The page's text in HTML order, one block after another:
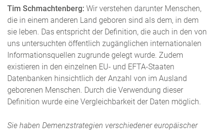
Tim Schmachtenberg: Wir verstehen darunter Menschen,
die in einem anderen Land geboren sind als dem, in dem
sie leben. Das entspricht der Definition, die auch in den von
uns untersuchten öffentlich zugänglichen internationalen
Informationsquellen zugrunde gelegt wurde. Zudem
existieren in den einzelnen EU- und EFTA-Staaten
Datenbanken hinsichtlich der Anzahl von im Ausland
geborenen Menschen. Durch die Verwendung dieser
Definition wurde eine Vergleichbarkeit der Daten möglich.
Sie haben Demenzstrategien verschiedener europäischer